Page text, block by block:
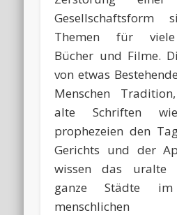
Gesellschaftsform
Themen für viele
Bücher und Filme.
von etwas
Menschen
alte Schriften
prophezeien den
Gerichts und der
wissen das uralte
ganze Städte
menschlichen